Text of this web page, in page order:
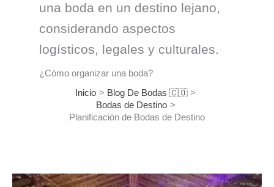
una boda en un destino lejano,
considerando aspectos
logísticos, legales y culturales.
¿Cómo organizar una boda?
Inicio
Blog De Bodas 🇨🇴
Bodas de Destino
Planificación de Bodas de Destino
Visualiza